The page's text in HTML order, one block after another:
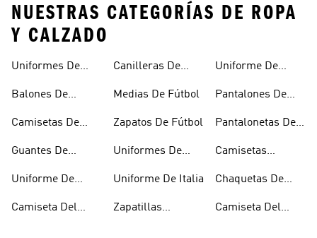
NUESTRAS CATEGORÍAS DE ROPA
Y CALZADO
Uniformes De
Balones De
Camisetas De
Guantes De
Uniforme De
Camiseta Del
Canilleras De
Medias De Fútbol
Zapatos De Fútbol
Uniformes De
Uniforme De Italia
Zapatillas
Uniforme De
Pantalones De
Pantalonetas De
Camisetas
Chaquetas De
Camiseta Del